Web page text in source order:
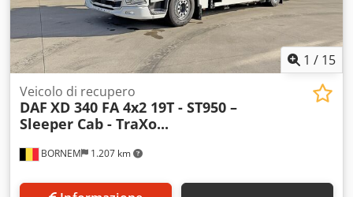
1 / 15
BORNEM 1.207 km
Veicolo di recupero
DAF XD 340 FA 4x2 19T - ST950 –
Sleeper Cab - TraXo...